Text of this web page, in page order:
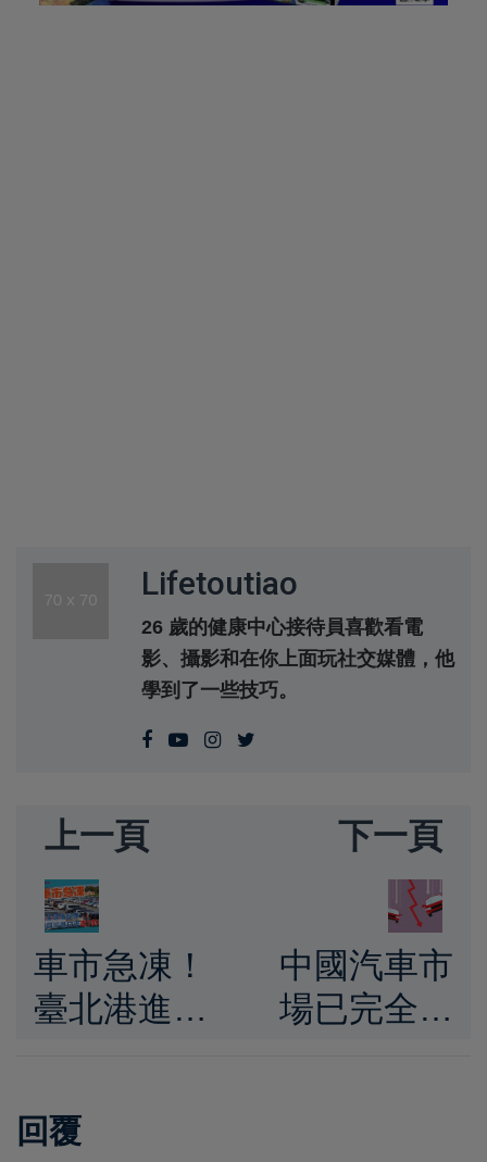
Lifetoutiao
26 歲的健康中心接待員喜歡看電
影、攝影和在你上面玩社交媒體，他
學到了一些技巧。
上一頁
車市急凍！
臺北港進口
海風吹蝕風
下一頁
中國汽車市
場已完全失
回覆